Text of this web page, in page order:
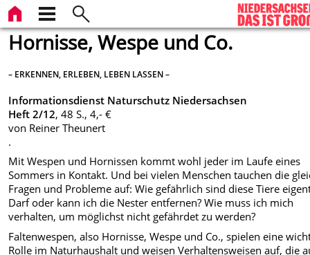
Hornisse, Wespe und Co.
– ERKENNEN, ERLEBEN, LEBEN LASSEN –
Informationsdienst Naturschutz Niedersachsen
Heft 2/12, 48 S., 4,- €
von Reiner Theunert
.
Mit Wespen und Hornissen kommt wohl jeder im Laufe eines
Sommers in Kontakt. Und bei vielen Menschen tauchen die
Fragen und Probleme auf: Wie gefährlich sind diese Tiere
Darf oder kann ich die Nester entfernen? Wie muss ich mich
verhalten, um möglichst nicht gefährdet zu werden?
Faltenwespen, also Hornisse, Wespe und Co., spielen eine
Rolle im Naturhaushalt und weisen Verhaltensweisen auf, die